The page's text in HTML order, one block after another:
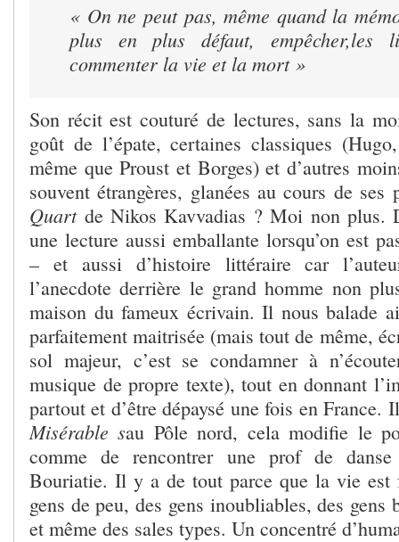
« On ne peut pas, même quand la
plus en plus défaut, empêcher,les
commenter la vie et la mort »
Son récit est couturé de lectures, sans la
goût de l’épate, certaines classiques
même que Proust et Borges) et d’autres
souvent étrangères, glanées au cours de
Quartde Nikos Kavvadias ? Moi non plus.
une lecture aussi emballante lorsqu’on est
– et aussi d’histoire littéraire car
l’anecdote derrière le grand homme non
maison du fameux écrivain. Il nous balade
parfaitement maitrisée (mais tout de même,
sol majeur, c’est se condamner à
musique de propre texte), tout en donnant
partout et d’être dépaysé une fois en
Misérable sau Pôle nord, cela modifie le
comme de rencontrer une prof de
Bouriatie. Il y a de tout parce que la vie est
gens de peu, des gens inoubliables, des gens
et même des sales types. Un concentré